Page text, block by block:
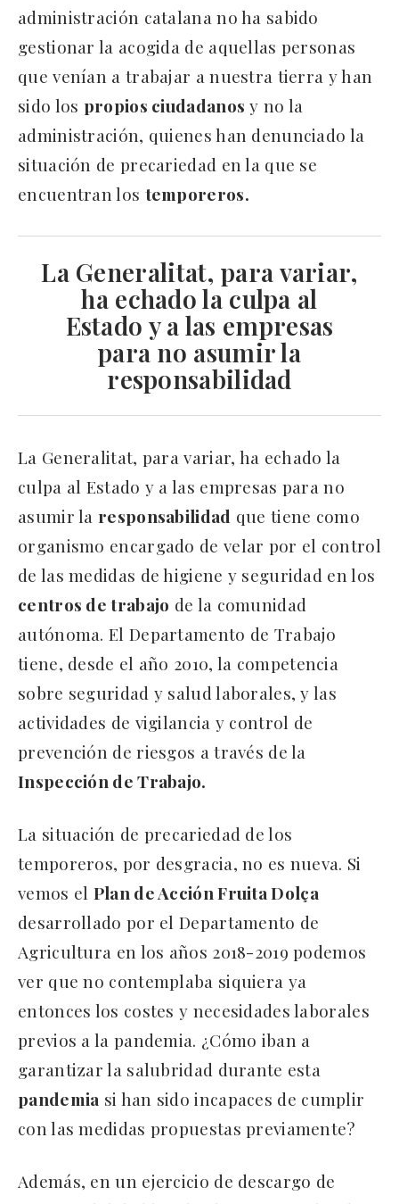
administración catalana no ha sabido
gestionar la acogida de aquellas personas
que venían a trabajar a nuestra tierra y han
sido los propios ciudadanos y no la
administración, quienes han denunciado la
situación de precariedad en la que se
encuentran los temporeros.
La Generalitat, para variar,
ha echado la culpa al
Estado y a las empresas
para no asumir la
responsabilidad
La Generalitat, para variar, ha echado la
culpa al Estado y a las empresas para no
asumir la responsabilidad que tiene como
organismo encargado de velar por el control
de las medidas de higiene y seguridad en los
centros de trabajo de la comunidad
autónoma. El Departamento de Trabajo
tiene, desde el año 2010, la competencia
sobre seguridad y salud laborales, y las
actividades de vigilancia y control de
prevención de riesgos a través de la
Inspección de Trabajo.
La situación de precariedad de los
temporeros, por desgracia, no es nueva. Si
vemos el Plan de Acción Fruita Dolça
desarrollado por el Departamento de
Agricultura en los años 2018-2019 podemos
ver que no contemplaba siquiera ya
entonces los costes y necesidades laborales
previos a la pandemia. ¿Cómo iban a
garantizar la salubridad durante esta
pandemia si han sido incapaces de cumplir
con las medidas propuestas previamente?
Además, en un ejercicio de descargo de